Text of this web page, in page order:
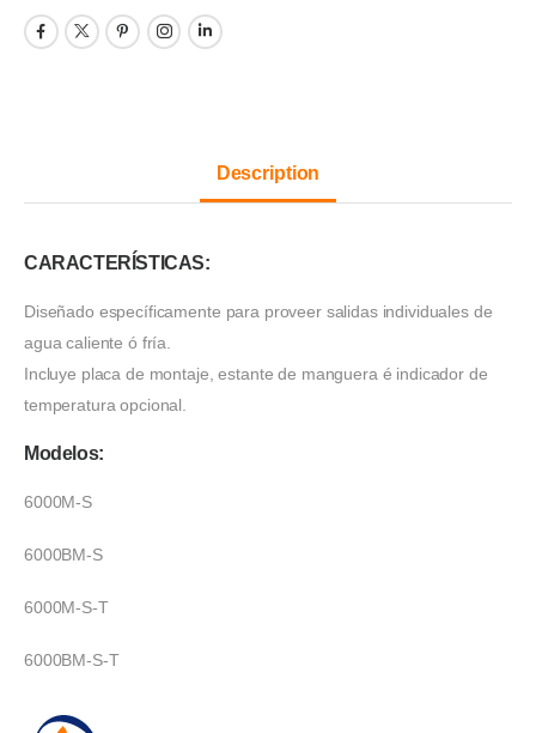
Description
CARACTERÍSTICAS:
Diseñado específicamente para proveer salidas individuales de
agua caliente ó fría.
Incluye placa de montaje, estante de manguera é indicador de
temperatura opcional.
Modelos:
6000M-S
6000BM-S
6000M-S-T
6000BM-S-T